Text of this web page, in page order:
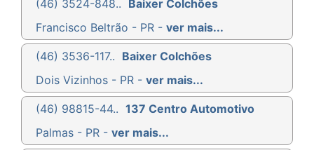
(46) 3524-848.. Baixer Colchões
Francisco Beltrão - PR - ver mais...
(46) 3536-117.. Baixer Colchões
Dois Vizinhos - PR - ver mais...
(46) 98815-44.. 137 Centro Automotivo
Palmas - PR - ver mais...